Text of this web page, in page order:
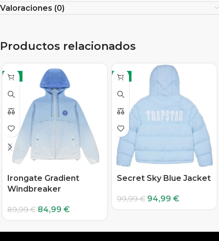
Valoraciones (0)
Productos relacionados
-6%
Irongate Gradient
Windbreaker
89,99€ 84,99 €
-5%
Secret Sky Blue Jacket
99,99€ 94,99 €